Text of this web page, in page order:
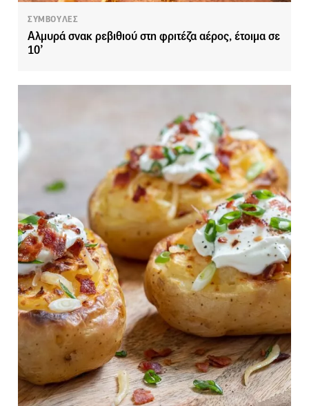
ΣΥΜΒΟΥΛΕΣ
Αλμυρά σνακ ρεβιθιού στη φριτέζα αέρος, έτοιμα σε
10’